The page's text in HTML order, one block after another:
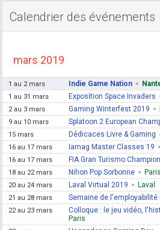
Calendrier des événements
mars 2019
1 au 2 mars Indie Game Nation
1 au 31 mars Exposition Space Invaders
2 au 3 mars Gaming Winterfest 2019
9 au 10 mars Splatoon 2 European
15 mars Dédicaces Livre & Gaming
16 au 17 mars Iamag Master Classes 19
16 au 17 mars FIA Gran Turismo
18 au 22 mars Nihon Pop Sorbonne Paris
20 au 24 mars Laval Virtual 2019 Laval
21 au 28 mars Semaine de l'employabilité
22 au 23 mars
Colloque : le jeu vidéo,
Paris